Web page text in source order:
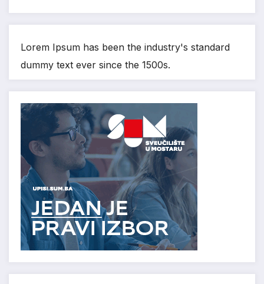
Lorem Ipsum has been the industry's standard
dummy text ever since the 1500s.